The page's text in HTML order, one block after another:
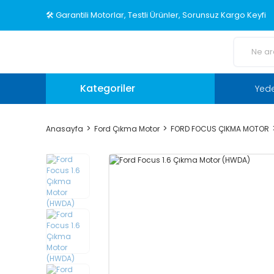
🛠️ Garantili Motorlar, Testli Ürünler, Sorunsuz Kargo Keyfi
Kategoriler
Anasayfa Ford Çıkma Motor FORD FOCUS ÇIKMA MOTOR